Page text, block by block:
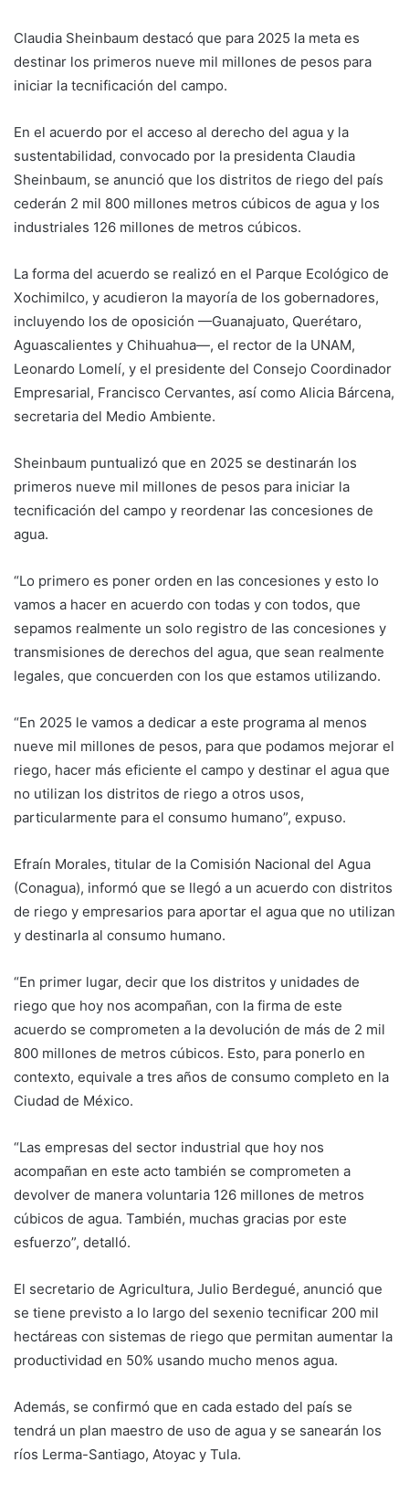
Claudia Sheinbaum destacó que para 2025 la meta es
destinar los primeros nueve mil millones de pesos para
iniciar la tecnificación del campo.
En el acuerdo por el acceso al derecho del agua y la
sustentabilidad, convocado por la presidenta Claudia
Sheinbaum, se anunció que los distritos de riego del país
cederán 2 mil 800 millones metros cúbicos de agua y los
industriales 126 millones de metros cúbicos.
La forma del acuerdo se realizó en el Parque Ecológico de
Xochimilco, y acudieron la mayoría de los gobernadores,
incluyendo los de oposición —Guanajuato, Querétaro,
Aguascalientes y Chihuahua—, el rector de la UNAM,
Leonardo Lomelí, y el presidente del Consejo Coordinador
Empresarial, Francisco Cervantes, así como Alicia Bárcena,
secretaria del Medio Ambiente.
Sheinbaum puntualizó que en 2025 se destinarán los
primeros nueve mil millones de pesos para iniciar la
tecnificación del campo y reordenar las concesiones de
agua.
“Lo primero es poner orden en las concesiones y esto lo
vamos a hacer en acuerdo con todas y con todos, que
sepamos realmente un solo registro de las concesiones y
transmisiones de derechos del agua, que sean realmente
legales, que concuerden con los que estamos utilizando.
“En 2025 le vamos a dedicar a este programa al menos
nueve mil millones de pesos, para que podamos mejorar el
riego, hacer más eficiente el campo y destinar el agua que
no utilizan los distritos de riego a otros usos,
particularmente para el consumo humano”, expuso.
Efraín Morales, titular de la Comisión Nacional del Agua
(Conagua), informó que se llegó a un acuerdo con distritos
de riego y empresarios para aportar el agua que no utilizan
y destinarla al consumo humano.
“En primer lugar, decir que los distritos y unidades de
riego que hoy nos acompañan, con la firma de este
acuerdo se comprometen a la devolución de más de 2 mil
800 millones de metros cúbicos. Esto, para ponerlo en
contexto, equivale a tres años de consumo completo en la
Ciudad de México.
“Las empresas del sector industrial que hoy nos
acompañan en este acto también se comprometen a
devolver de manera voluntaria 126 millones de metros
cúbicos de agua. También, muchas gracias por este
esfuerzo”, detalló.
El secretario de Agricultura, Julio Berdegué, anunció que
se tiene previsto a lo largo del sexenio tecnificar 200 mil
hectáreas con sistemas de riego que permitan aumentar la
productividad en 50% usando mucho menos agua.
Además, se confirmó que en cada estado del país se
tendrá un plan maestro de uso de agua y se sanearán los
ríos Lerma-Santiago, Atoyac y Tula.